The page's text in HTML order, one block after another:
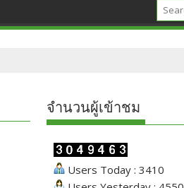
จำนวนผู้เข้าชม
Users Today : 3410